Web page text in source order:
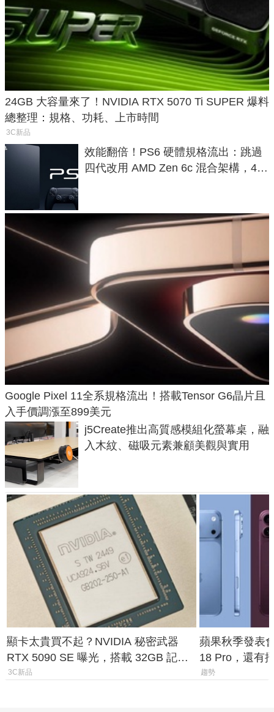
24GB 大容量來了！NVIDIA RTX 5070 Ti SUPER 爆料
總整理：規格、功耗、上市時間
3C新品
效能翻倍！PS6 硬體規格流出：跳過
四代改用 AMD Zen 6c 混合架構，4K
Google Pixel 11全系規格流出！搭載Tensor G6晶片且
入手價調漲至899美元
j5Create推出高質感模組化螢幕桌，融
入木紋、磁吸元素兼顧美觀與實用
顯卡太貴買不起？NVIDIA 秘密武器
RTX 5090 SE 曝光，搭載 32GB 記憶
體
3C新品
蘋果秋季發表
18 Pro，還有
測一次看
趨勢